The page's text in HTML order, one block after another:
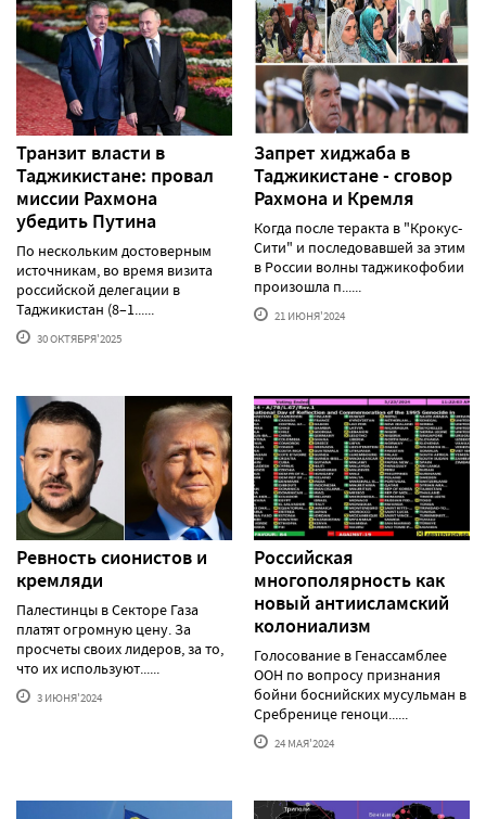
Транзит власти в
Таджикистане: провал
миссии Рахмона
убедить Путина
По нескольким достоверным
источникам, во время визита
российской делегации в
Таджикистан (8–1......
30 ОКТЯБРЯ'2025
Запрет хиджаба в
Таджикистане - сговор
Рахмона и Кремля
Когда после теракта в "Крокус-
Сити" и последовавшей за этим
в России волны таджикофобии
произошла п......
21 ИЮНЯ'2024
Ревность сионистов и
кремляди
Палестинцы в Секторе Газа
платят огромную цену. За
просчеты своих лидеров, за то,
что их используют......
3 ИЮНЯ'2024
Российская
многополярность как
новый антиисламский
колониализм
Голосование в Генассамблее
ООН по вопросу признания
бойни боснийских мусульман в
Сребренице геноци......
24 МАЯ'2024